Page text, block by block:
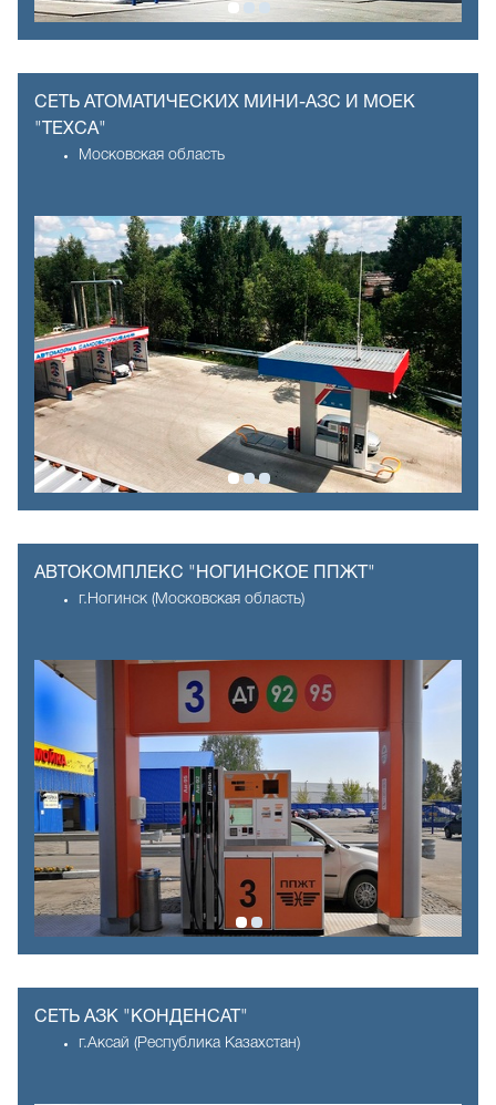
СЕТЬ АТОМАТИЧЕСКИХ МИНИ-АЗС И МОЕК
"ТЕХСА"
Московская область
АВТОКОМПЛЕКС "НОГИНСКОЕ ППЖТ"
г.Ногинск (Московская область)
СЕТЬ АЗК "КОНДЕНСАТ"
г.Аксай (Республика Казахстан)